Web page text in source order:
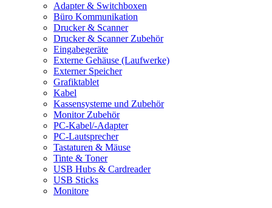
Adapter & Switchboxen
Büro Kommunikation
Drucker & Scanner
Drucker & Scanner Zubehör
Eingabegeräte
Externe Gehäuse (Laufwerke)
Externer Speicher
Grafiktablet
Kabel
Kassensysteme und Zubehör
Monitor Zubehör
PC-Kabel/-Adapter
PC-Lautsprecher
Tastaturen & Mäuse
Tinte & Toner
USB Hubs & Cardreader
USB Sticks
Monitore